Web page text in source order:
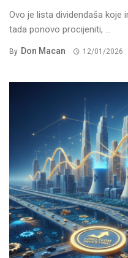
Ovo je lista dividendaša koje
tada ponovo procijeniti, ...
By Don Macan 12/01/2026